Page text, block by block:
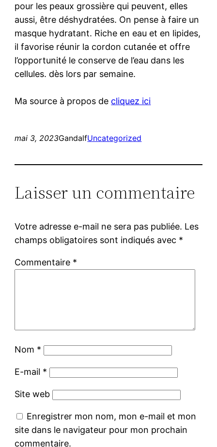
pour les peaux grossière qui peuvent, elles
aussi, être déshydratées. On pense à faire un
masque hydratant. Riche en eau et en lipides,
il favorise réunir la cordon cutanée et offre
l’opportunité le conserve de l’eau dans les
cellules. dès lors par semaine.
Ma source à propos de cliquez ici
mai 3, 2023GandalfUncategorized
Laisser un commentaire
Votre adresse e-mail ne sera pas publiée. Les
champs obligatoires sont indiqués avec *
Commentaire *
Nom *
E-mail *
Site web
Enregistrer mon nom, mon e-mail et mon
site dans le navigateur pour mon prochain
commentaire.